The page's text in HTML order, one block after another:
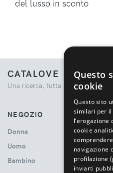
del lusso in sconto
CATALOVE
Una ricerca, tutta la moda.
NEGOZIO
Donna
Uomo
Bambino
Questo
cookie
Questo sito
similari per il
l’erogazione
cookie
navigazione
profilazione
inviarti